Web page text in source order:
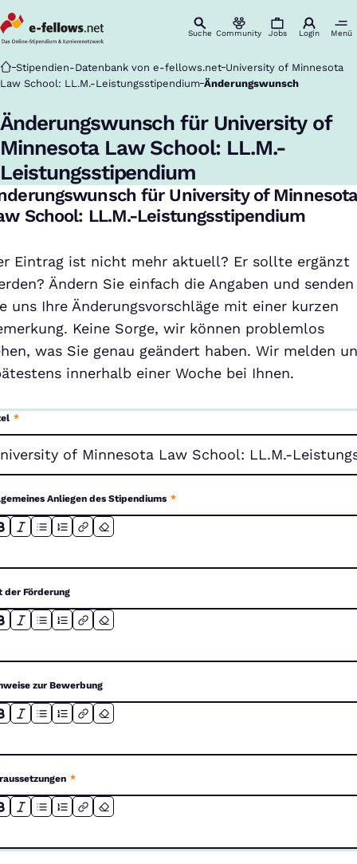
Suche Community Jobs Login Menü
Startseite
Stipendien-Datenbank von e-fellows.net University of Minnesota
Law School: LL.M.-Leistungsstipendium Änderungswunsch
Änderungswunsch für University of
Minnesota Law School: LL.M.-
Leistungsstipendium
für University of
School: LL.M.-Leistungsstipendium
Eintrag ist nicht mehr aktuell? Er sollte ergänzt
Ändern Sie einfach die Angaben und senden
uns Ihre Änderungsvorschläge mit einer kurzen
Keine Sorge, wir können problemlos
was Sie genau geändert haben. Wir melden
innerhalb einer Woche bei Ihnen.
*
Anliegen des Stipendiums *
der Förderung
zur Bewerbung
*